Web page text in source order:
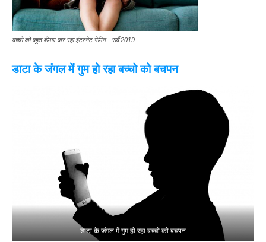
बच्चो को बहुत बीमार कर रहा इंटरनेट गेमिंग - सर्वे 2019
डाटा के जंगल में गुम हो रहा बच्चो को बचपन
डाटा के जंगल में गुम हो रहा बच्चो को बचपन